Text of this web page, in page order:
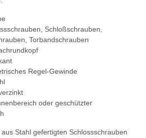
Schloßschrauben,
Torbandschrauben
Regel-Gewinde
oder geschützter
Stahl gefertigten Schlossschrauben